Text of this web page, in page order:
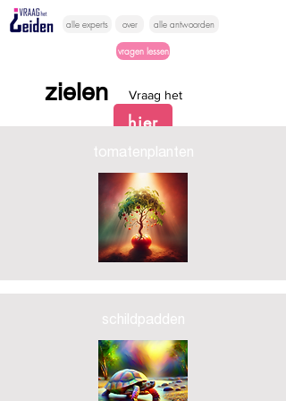
alle experts over alle antwoorden
vragen lessen
Vraag het
hier
zielen
tomatenplanten
schildpadden